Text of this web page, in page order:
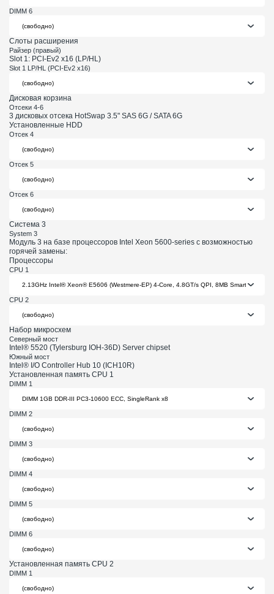
DIMM 6
Слоты расширения
Райзер (правый)
Slot 1: PCI-Ev2 x16 (LP/HL)
Slot 1 LP/HL (PCI-Ev2 x16)
Дисковая корзина
Отсеки 4-6
3 дисковых отсека HotSwap 3.5" SAS 6G / SATA 6G
Установленные HDD
Отсек 4
Отсек 5
Отсек 6
Система 3
System 3
Модуль 3 на базе процессоров Intel Xeon 5600-series с возможностью
горячей замены:
Процессоры
CPU 1
CPU 2
Набор микросхем
Северный мост
Intel® 5520 (Tylersburg IOH-36D) Server chipset
Южный мост
Intel® I/O Controller Hub 10 (ICH10R)
Установленная память CPU 1
DIMM 1
DIMM 2
DIMM 3
DIMM 4
DIMM 5
DIMM 6
Установленная память CPU 2
DIMM 1